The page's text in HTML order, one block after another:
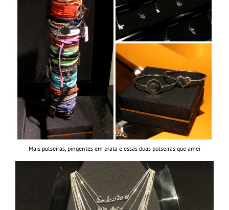
Mais pulseiras, pingentes em prata e essas duas pulseiras que amei